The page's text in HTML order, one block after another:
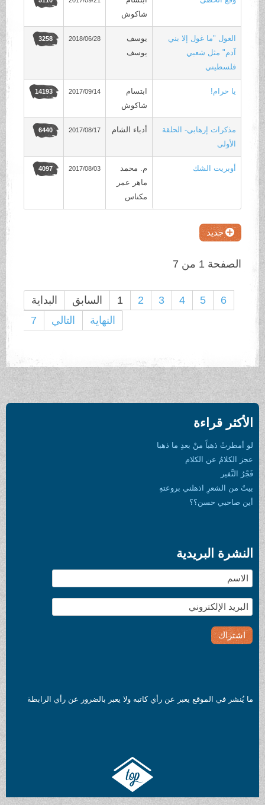
شاكوش
الغول "ما غول إلا بني
آدم" مثل شعبي
فلسطيني
يوسف
يوسف
2018/06/28
3258
يا حرام!
ابتسام
شاكوش
2017/09/14
14193
مذكرات إرهابي- الحلقة
الأولى
أدباء الشام 2017/08/17
6440
أوبريت الشك
م. محمد
ماهر عمر
مكناس
2017/08/03
4097
جديد
الصفحة 1 من 7
البداية السابق
التالي النهاية
الأكثر قراءة
لو أمطرتْ ذهباً منْ بعدِ ما ذهبا
عجز الكلامُ عن الكلام
فَجْرُ النَّفير
بيتٌ من الشعرِ اذهلني بروعتهِ
أين صاحبي حسن؟؟
النشرة البريدية
ما يُنشر في الموقع يعبر عن رأي كاتبه ولا يعبر بالضرور عن رأي الرابطة